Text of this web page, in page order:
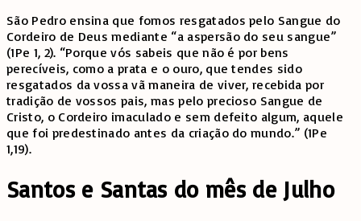
São Pedro ensina que fomos resgatados pelo Sangue do
Cordeiro de Deus mediante “a aspersão do seu sangue”
(1Pe 1, 2). “Porque vós sabeis que não é por bens
perecíveis, como a prata e o ouro, que tendes sido
resgatados da vossa vã maneira de viver, recebida por
tradição de vossos pais, mas pelo precioso Sangue de
Cristo, o Cordeiro imaculado e sem defeito algum, aquele
que foi predestinado antes da criação do mundo.” (1Pe
1,19).
Santos e Santas do mês de Julho